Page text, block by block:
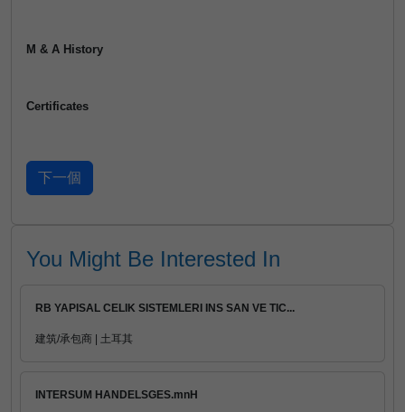
M & A History
Certificates
You Might Be Interested In
RB YAPISAL CELIK SISTEMLERI INS SAN VE TIC...
建筑/承包商 | 土耳其
INTERSUM HANDELSGES.mnH